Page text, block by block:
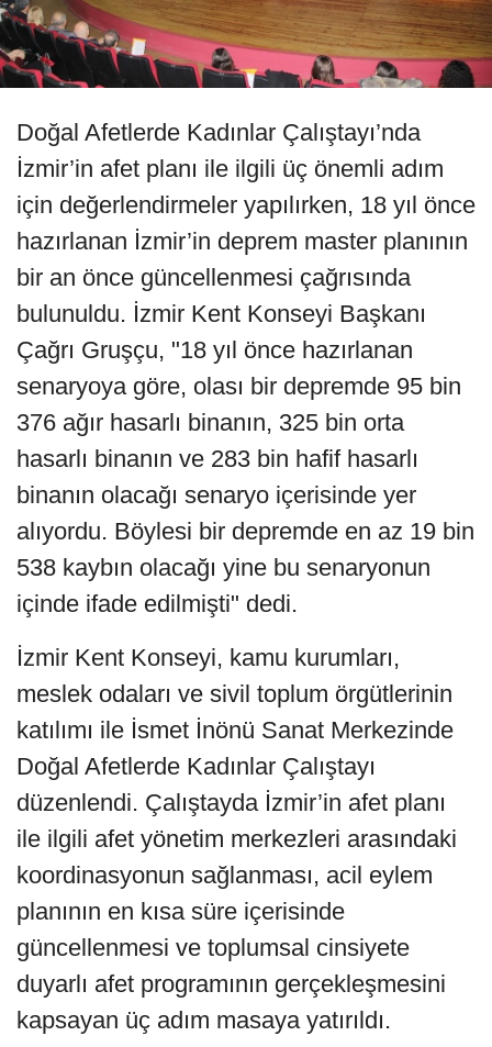
Doğal Afetlerde Kadınlar Çalıştayı’nda
İzmir’in afet planı ile ilgili üç önemli adım
için değerlendirmeler yapılırken, 18 yıl önce
hazırlanan İzmir’in deprem master planının
bir an önce güncellenmesi çağrısında
bulunuldu. İzmir Kent Konseyi Başkanı
Çağrı Gruşçu, "18 yıl önce hazırlanan
senaryoya göre, olası bir depremde 95 bin
376 ağır hasarlı binanın, 325 bin orta
hasarlı binanın ve 283 bin hafif hasarlı
binanın olacağı senaryo içerisinde yer
alıyordu. Böylesi bir depremde en az 19 bin
538 kaybın olacağı yine bu senaryonun
içinde ifade edilmişti" dedi.
İzmir Kent Konseyi, kamu kurumları,
meslek odaları ve sivil toplum örgütlerinin
katılımı ile İsmet İnönü Sanat Merkezinde
Doğal Afetlerde Kadınlar Çalıştayı
düzenlendi. Çalıştayda İzmir’in afet planı
ile ilgili afet yönetim merkezleri arasındaki
koordinasyonun sağlanması, acil eylem
planının en kısa süre içerisinde
güncellenmesi ve toplumsal cinsiyete
duyarlı afet programının gerçekleşmesini
kapsayan üç adım masaya yatırıldı.